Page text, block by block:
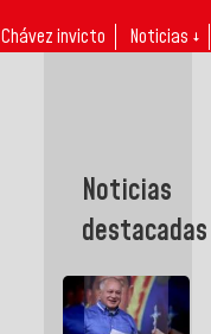
Chávez invicto Noticias ↓
Noticias
destacadas